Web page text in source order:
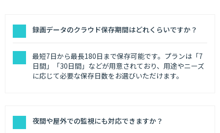
録画データのクラウド保存期間はどれくらいですか？
最短7日から最長180日まで保存可能です。プランは「7
日間」「30日間」などが用意されており、用途やニーズ
に応じて必要な保存日数をお選びいただけます。
夜間や屋外での監視にも対応できますか？